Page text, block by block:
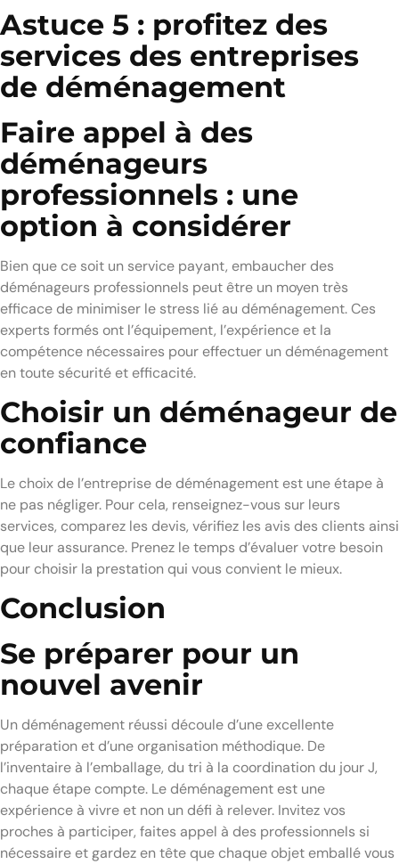
Astuce 5 : profitez des
services des entreprises
de déménagement
Faire appel à des
déménageurs
professionnels : une
option à considérer
Bien que ce soit un service payant, embaucher des
déménageurs professionnels peut être un moyen très
efficace de minimiser le stress lié au déménagement. Ces
experts formés ont l’équipement, l’expérience et la
compétence nécessaires pour effectuer un déménagement
en toute sécurité et efficacité.
Choisir un déménageur de
confiance
Le choix de l’entreprise de déménagement est une étape à
ne pas négliger. Pour cela, renseignez-vous sur leurs
services, comparez les devis, vérifiez les avis des clients ainsi
que leur assurance. Prenez le temps d’évaluer votre besoin
pour choisir la prestation qui vous convient le mieux.
Conclusion
Se préparer pour un
nouvel avenir
Un déménagement réussi découle d’une excellente
préparation et d’une organisation méthodique. De
l’inventaire à l’emballage, du tri à la coordination du jour J,
chaque étape compte. Le déménagement est une
expérience à vivre et non un défi à relever. Invitez vos
proches à participer, faites appel à des professionnels si
nécessaire et gardez en tête que chaque objet emballé vous